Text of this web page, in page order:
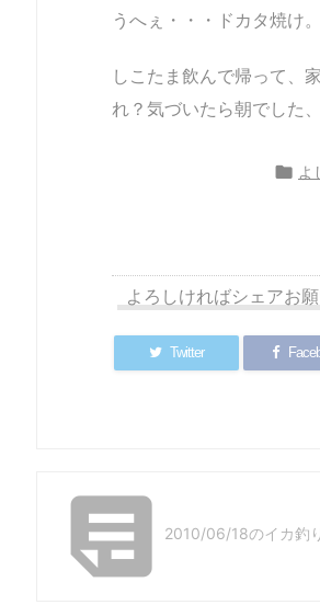
うへぇ・・・ドカタ焼け。
しこたま飲んで帰って、
れ？気づいたら朝でした、
 よ
よろしければシェアお
Twitter
2010/06/18のイカ釣
【衝撃】ピー
【スマホ】So
ny Xperia Z3
833買ったっ
た【機種変】
【ち
と】
てき
ぼう